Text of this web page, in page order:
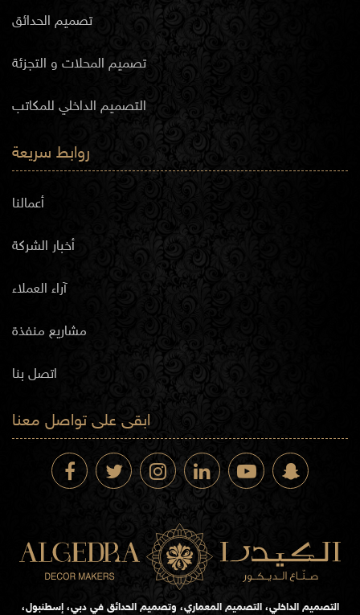
تصميم الحدائق
تصميم المحلات و التجزئة
التصميم الداخلي للمكاتب
روابط سريعة
أعمالنا
أخبار الشركة
آراء العملاء
مشاريع منفذة
اتصل بنا
ابقى على تواصل معنا
التصميم الداخلي، التصميم المعماري، وتصميم الحدائق في دبي، إسطنبول،